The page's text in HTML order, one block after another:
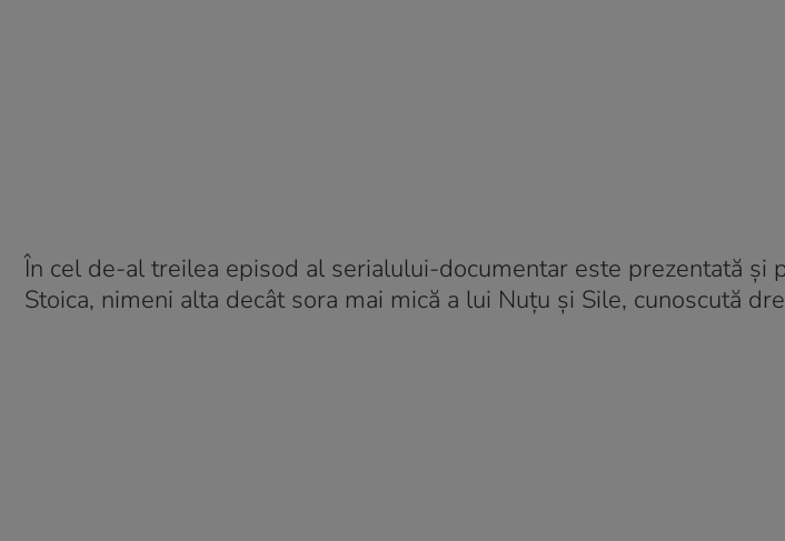
În cel de-al treilea episod al serialului-documentar este prezentată și
Stoica, nimeni alta decât sora mai mică a lui Nuțu și Sile, cunoscută